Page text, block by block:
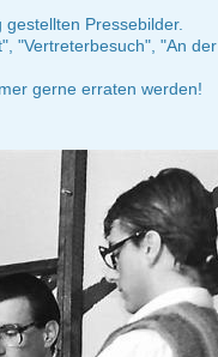
Pressebilder.
"Vertreterbesuch", "An der
gerne erraten werden!